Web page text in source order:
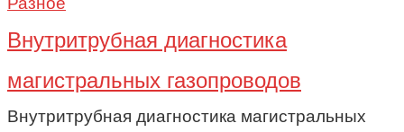
Внутритрубная диагностика
магистральных газопроводов
Внутритрубная диагностика магистральных